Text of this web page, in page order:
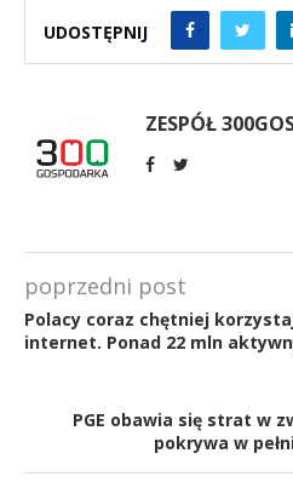
UDOSTĘPNIJ
ZESPÓŁ
poprzedni post
Polacy coraz chętniej
internet. Ponad 22 mln
PGE obawia się strat w
pokrywa w